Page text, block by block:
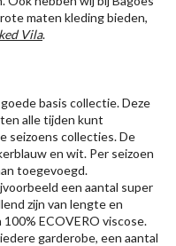
maten kleding bieden,
Vila.
basis collectie. Deze
alle tijden kunt
seizoens collecties. De
en wit. Per seizoen
toegevoegd.
een aantal super
zijn van lengte en
ECOVERO viscose.
garderobe, een aantal